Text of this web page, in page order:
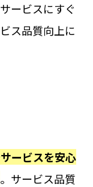
ービスにすぐ
ス品質向上に
ービスを安心
。サービス品質